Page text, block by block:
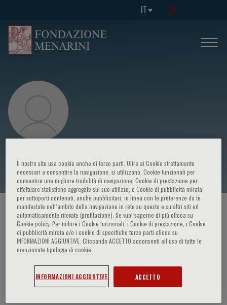
IT
Ka Hei Ho
HOME PAGE / CORSI ED EVENTI / RELATORE
Ka Hei Ho
Il nostro sito usa cookie anche di terze parti. Oltre ai Cookie strettamente
necessari a consentire la navigazione, si utilizzano, Cookie funzionali per
consentire una migliore fruibilità di navigazione, Cookie di prestazione per
effettuare statistiche aggregate sul suo utilizzo, e Cookie di pubblicità mirata
per sottoporti contenuti, anche pubblicitari, in linea con le preferenze da te
manifestate nell‘ambito della navigazione in rete su questo e su altri siti ed
automaticamente rilevate (profilazione). Se vuoi saperne di più clicca su
Cookie policy. Per inibire i Cookie funzionali, i Cookie di prestazione, i Cookie
di pubblicità mirata e/o i cookie di specifiche terze parti clicca su
INFORMAZIONI AGGIUNTIVE. Cliccando ACCETTO acconsenti all’uso di tutte le
menzionate tipologie di cookie.
INFORMAZIONI AGGIUNTIVE ACCETTO